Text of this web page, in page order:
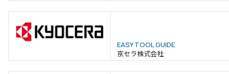
EASY TOOL GUIDE
京セラ株式会社